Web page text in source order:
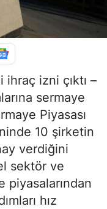
izni çıktı –
sermaye
Piyasası
10 şirketin
verdiğini
sektör ve
piyasalarından
hız